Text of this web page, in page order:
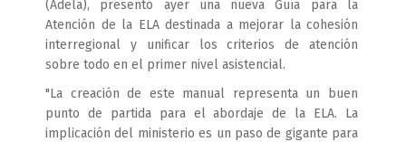
(Adela), presentó ayer una nueva Guía para la
Atención de la ELA destinada a mejorar la cohesión
interregional y unificar los criterios de atención
sobre todo en el primer nivel asistencial.
"La creación de este manual representa un buen
punto de partida para el abordaje de la ELA. La
implicación del ministerio es un paso de gigante para